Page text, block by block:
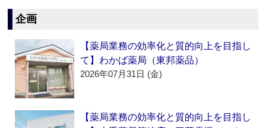
企画
【薬局業務の効率化と質的向上を目指し
て】わかば薬局（東邦薬品）
2026年07月31日 (金)
【薬局業務の効率化と質的向上を目指し